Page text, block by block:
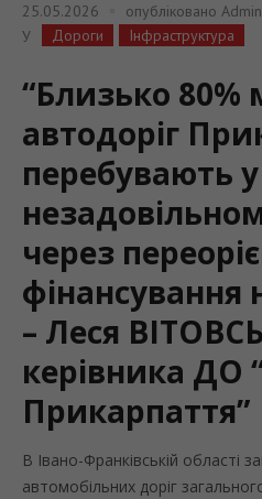
25.05.2026 опубліковано Admin
У
Дороги Інфраструктура
“Близько 80%
автодоріг
перебувають у
через
фінансування
– Леся
керівника ДО
Прикарпаття”
В Івано-Франківській області
автомобільних доріг